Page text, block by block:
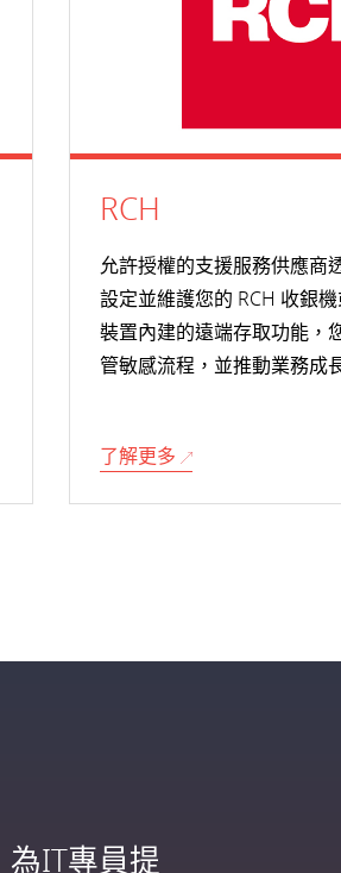
RCH
允許授權的支援服務供應商
設定並維護您的 RCH 收銀
裝置內建的遠端存取功能，
管敏感流程，並推動業務成
了解更多
為IT專員提